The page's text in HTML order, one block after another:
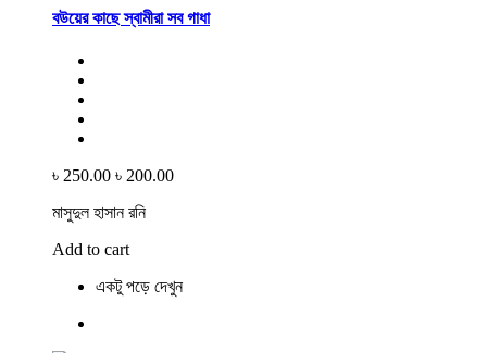
বউয়ের কাছে স্বামীরা সব গাধা
৳ 250.00 ৳ 200.00
মাসুদুল হাসান রনি
Add to cart
একটু পড়ে দেখুন